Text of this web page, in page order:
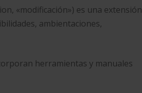
«modificación») es una extensión
ambientaciones,
herramientas y manuales